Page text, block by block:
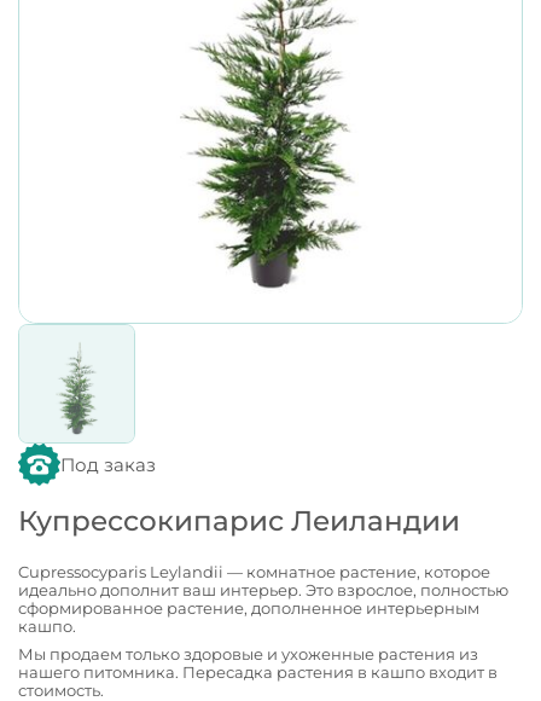
Под заказ
Купрессокипарис Леиландии
Cupressocyparis Leylandii — комнатное растение, которое
идеально дополнит ваш интерьер. Это взрослое, полностью
сформированное растение, дополненное интерьерным
кашпо.
Мы продаем только здоровые и ухоженные растения из
нашего питомника. Пересадка растения в кашпо входит в
стоимость.